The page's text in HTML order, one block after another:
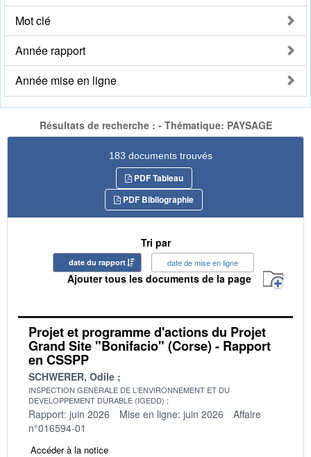
Mot clé
Année rapport
Année mise en ligne
Résultats de recherche : - Thématique: PAYSAGE
183 documents trouvés
PDF Tableau
PDF Bibliographie
Tri par
date du rapport date de mise en ligne
Ajouter tous les documents de la page
Projet et programme d'actions du Projet
Grand Site "Bonifacio" (Corse) - Rapport
en CSSPP
SCHWERER, Odile
INSPECTION GENERALE DE L'ENVIRONNEMENT ET DU
DEVELOPPEMENT DURABLE (IGEDD)
Rapport: juin 2026 Mise en ligne: juin 2026
Affaire
n°016594-01
Accéder à la notice